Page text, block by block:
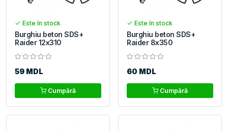
Este în stock
Burghiu beton SDS+
Raider 12x310
59 MDL
Cumpără
Este în stock
Burghiu beton SDS+
Raider 8x350
60 MDL
Cumpără